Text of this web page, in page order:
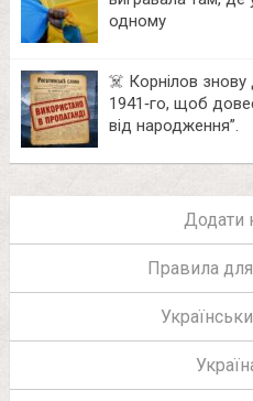
одному
☠️ Корнілов знову
1941‑го, щоб
від народження”.
Додати
Правила для